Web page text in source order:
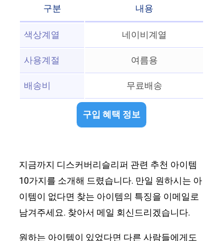
구분
내용
색상계열
네이비계열
사용계절
여름용
배송비
무료배송
구입 혜택 정보
지금까지 디스커버리슬리퍼 관련 추천 아이템
10가지를 소개해 드렸습니다. 만일 원하시는 아
이템이 없다면 찾는 아이템의 특징을 이메일로
남겨주세요. 찾아서 메일 회신드리겠습니다.
원하는 아이템이 있었다면 다른 사람들에게도